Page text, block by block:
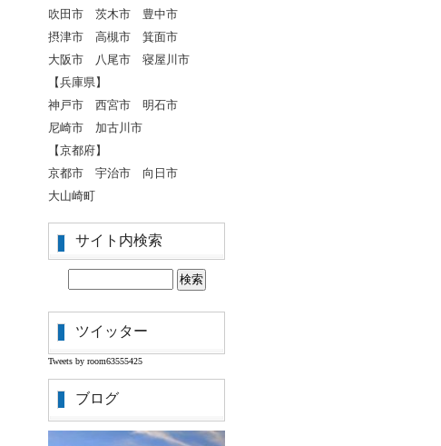
吹田市 茨木市 豊中市
摂津市 高槻市 箕面市
大阪市 八尾市 寝屋川市
【兵庫県】
神戸市 西宮市 明石市
尼崎市 加古川市
【京都府】
京都市 宇治市 向日市
大山崎町
サイト内検索
ツイッター
Tweets by room63555425
ブログ